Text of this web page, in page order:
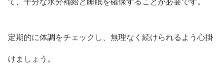
て、十分な水分補給と睡眠を確保することが必要です。
定期的に体調をチェックし、無理なく続けられるよう心掛
けましょう。